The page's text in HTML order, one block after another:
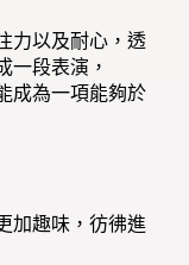
力以及耐心，透
一段表演，
成為一項能夠於
加趣味，彷彿進